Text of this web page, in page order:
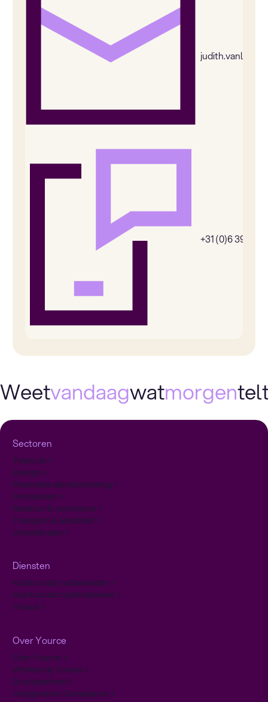
+31 (0)6
Weetvandaagwatmorgen
Sectoren
Telecom
Energie
Financiële dienstverlening
Pensioenen
Retail en E-commerce
Transport & Mobiliteit
Verzekeraars
Diensten
Klantcontact uitbesteden
Klantcontact optimaliseren
Yava.ai
Over Yource
Over Yource
Werken bij Yource
Duurzaamheid
Veiligheid en Compliance